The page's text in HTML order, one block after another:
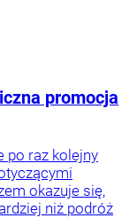
promocja
po raz kolejny
okazuje się,
niż podróż